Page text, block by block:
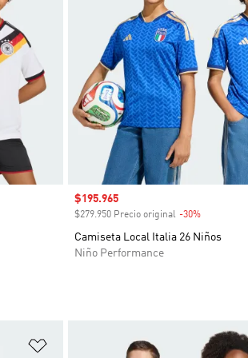
Precio de venta
$195.965
$279.950 Precio original -30%Descuento
Camiseta Local Italia 26 Niños
Niño Performance
Añadir a la lista de deseos